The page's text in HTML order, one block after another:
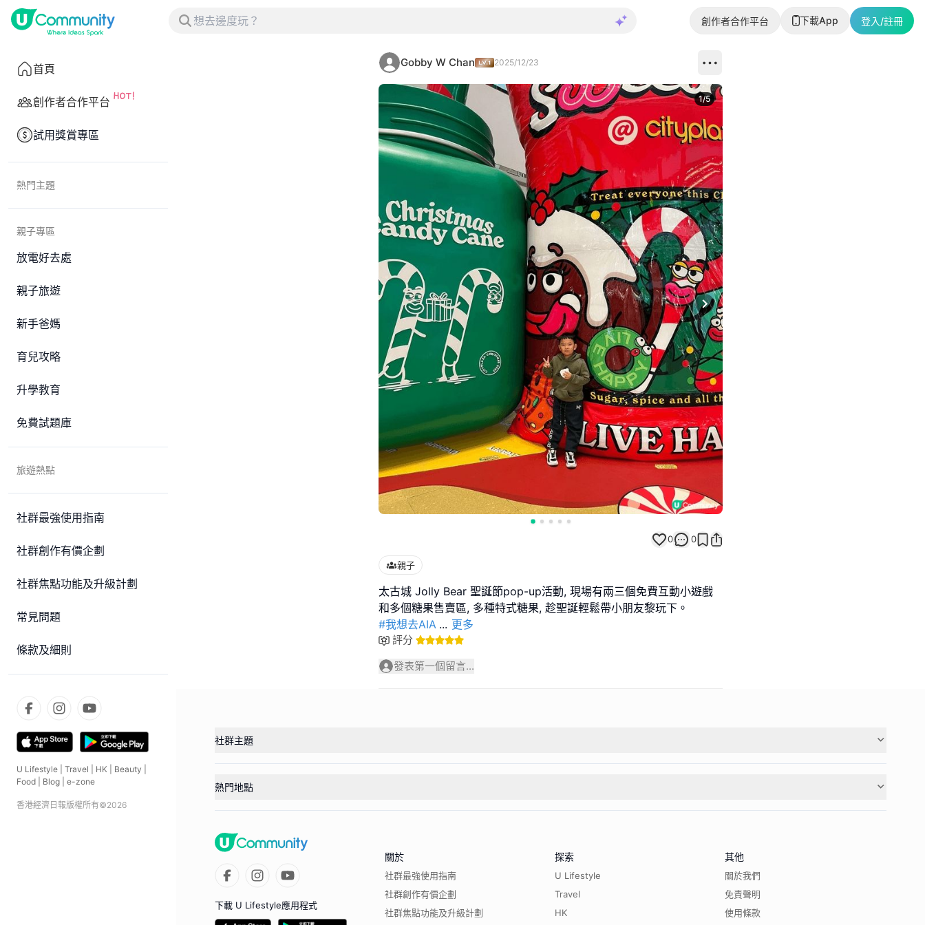
創作者合作平台 下載App 登入/註冊
首頁
創作者合作平台
試用獎賞專區
熱門主題
親子專區
放電好去處
親子旅遊
新手爸媽
育兒攻略
升學教育
免費試題庫
旅遊熱點
社群最強使用指南
社群創作有價企劃
社群焦點功能及升級計劃
常見問題
條款及細則
U Lifestyle Travel HK Beauty
Food
Blog e-zone
香港經濟日報版權所有©2026
Gobby W Chan 2025/12/23
Next slide
1/5
0 0
親子
太古城 Jolly Bear 聖誕節pop-up活動, 現場有兩三個免費互動小遊戲
#我想去AIA ... 更多
評分
發表第一個留言...
社群主題
熱門地點
下載 U Lifestyle應用程式
關於
社群最強使用指南
社群創作有價企劃
社群焦點功能及升級計劃
探索
U Lifestyle
Travel
HK
其他
關於我們
免責聲明
使用條款